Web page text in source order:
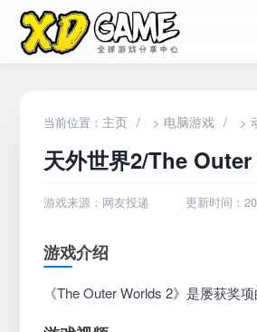
当前位置： 主页 / > 电脑游戏 / >
天外世界2/The
游戏来源：网友投递 更新时间：
游戏介绍
《The Outer Worlds 2》是屡获奖